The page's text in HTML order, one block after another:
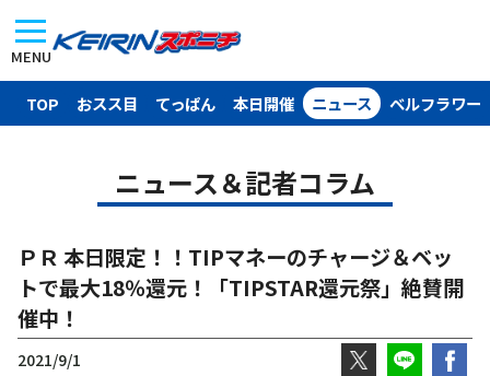
MENU
TOP おスス目 てっぱん 本日開催 ニュース ベルフラワー
ニュース＆記者コラム
ＰＲ 本日限定！！TIPマネーのチャージ＆ベッ
トで最大18％還元！「TIPSTAR還元祭」絶賛開
催中！
2021/9/1